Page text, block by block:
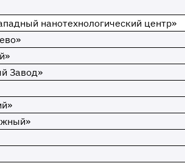
нанотехнологический центр»
Завод»